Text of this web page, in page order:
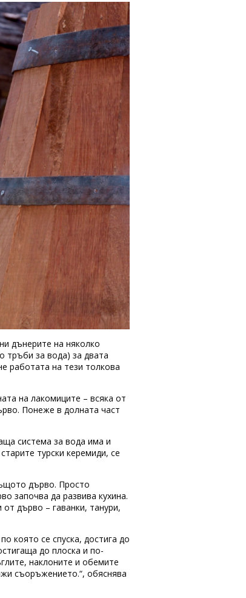
дънерите на няколко
тръби за вода) за двата
работата на тези толкова
на лакомиците – всяка от
Понеже в долната част
система за вода има и
турски керемиди, се
дърво. Просто
започва да развива кухина.
дърво – гаванки, танури,
която се спуска, достига до
до плоска и по-
наклоните и обемите
съоръжението.“, обяснява